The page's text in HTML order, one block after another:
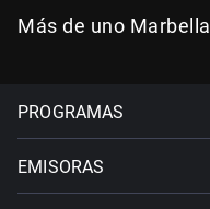
Más de uno Marbella
PROGRAMAS
EMISORAS